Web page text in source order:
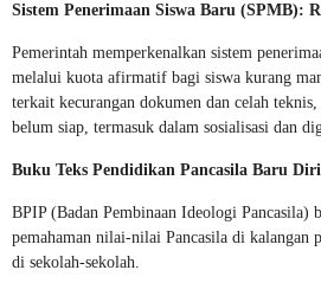
Sistem Penerimaan Siswa Baru (SPMB):
Pemerintah memperkenalkan sistem
melalui kuota afirmatif bagi siswa kurang
terkait kecurangan dokumen dan celah
belum siap, termasuk dalam sosialisasi dan
Buku Teks Pendidikan Pancasila Baru
BPIP (Badan Pembinaan Ideologi Pancasila)
pemahaman nilai-nilai Pancasila di
di sekolah-sekolah.